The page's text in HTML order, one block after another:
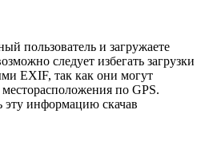
пользователь и загружаете
следует избегать загрузки
EXIF, так как они могут
по GPS.
эту информацию скачав